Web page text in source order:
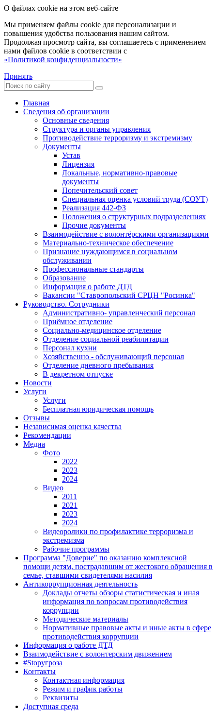
О файлах cookie на этом веб-сайте
Мы применяем файлы cookie для персонализации и
повышения удобства пользования нашим сайтом.
Продолжая просмотр сайта, вы соглашаетесь с применением
нами файлов cookie в соответствии с
«Политикой конфиденциальности»
Принять
Главная
Сведения об организации
Основные сведения
Структура и органы управления
Противодействие терроризму и экстремизму
Документы
Устав
Лицензия
Локальные, нормативно-правовые
документы
Попечительский совет
Специальная оценка условий труда (СОУТ)
Реализация 442-ФЗ
Положения о структурных подразделениях
Прочие документы
Взаимодействие с волонтёрскими организациями
Материально-техническое обеспечение
Признание нуждающимся в социальном
обслуживании
Профессиональные стандарты
Образование
Информация о работе ДТД
Вакансии "Ставропольский СРЦН "Росинка"
Руководство. Сотрудники
Административно- управленческий персонал
Приёмное отделение
Социально-медицинское отделение
Отделение социальной реабилитации
Персонал кухни
Хозяйственно - обслуживающий персонал
Отделение дневного пребывания
В декретном отпуске
Новости
Услуги
Услуги
Бесплатная юридическая помощь
Отзывы
Независимая оценка качества
Рекомендации
Медиа
Фото
2022
2023
2024
Видео
2011
2021
2023
2024
Видеоролики по профилактике терроризма и
экстремизма
Рабочие программы
Программа "Доверие" по оказанию комплексной
помощи детям, пострадавшим от жестокого обращения в
семье, ставшими свидетелями насилия
Антикоррупционная деятельность
Доклады отчеты обзоры статистическая и иная
информация по вопросам противодействия
коррупции
Методические материалы
Нормативные правовые акты и иные акты в сфере
противодействия коррупции
Информация о работе ДТД
Взаимодействие с волонтерским движением
#Stopугроза
Контакты
Контактная информация
Режим и график работы
Реквизиты
Доступная среда